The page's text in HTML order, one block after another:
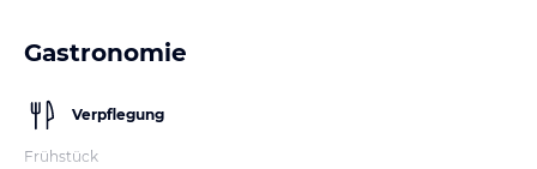
Gastronomie
Verpflegung
Frühstück